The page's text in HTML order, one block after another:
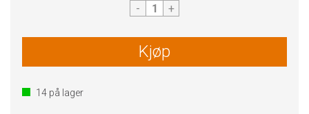
- +
Kjøp
14 på lager